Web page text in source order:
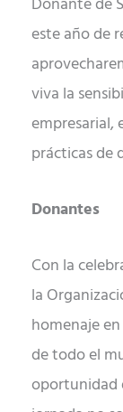
este año de
viva la
prácticas de
Donantes
Con la
la
homenaje
de todo el
oportunidad